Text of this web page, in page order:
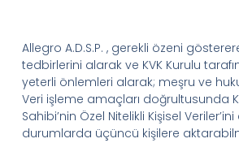
Allegro A.D.S.P. ,gerekli özeni
tedbirlerini alarak ve KVK Kurulu
yeterli önlemleri alarak; meşru ve
Veri işleme amaçları doğrultusunda
Sahibi’nin Özel Nitelikli Kişisel Veriler’ini
durumlarda üçüncü kişilere